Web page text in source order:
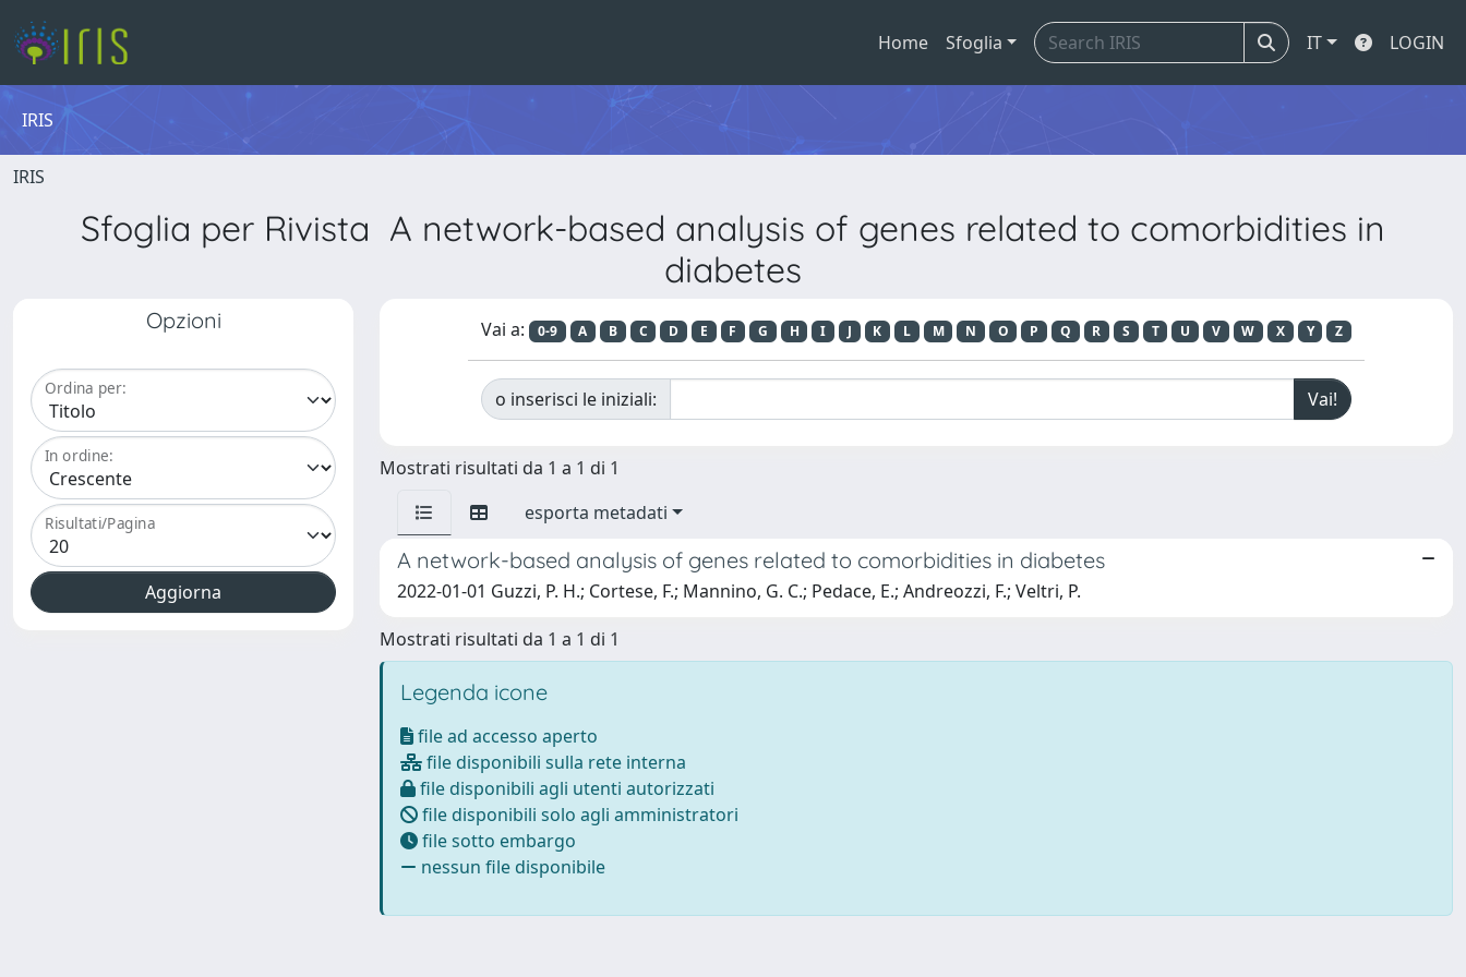
Home Sfoglia IT LOGIN
IRIS
IRIS
Sfoglia per Rivista A network-based analysis of genes related to comorbidities in
diabetes
Opzioni
Ordina per:
In ordine:
Risultati/Pagina
Vai a: 0-9 A B C D E F G H I J K L M N O P Q R S T U V W X Y Z
o inserisci le iniziali:
Mostrati risultati da 1 a 1 di 1
esporta metadati
A network-based analysis of genes related to comorbidities in diabetes
2022-01-01 Guzzi, P. H.; Cortese, F.; Mannino, G. C.; Pedace, E.; Andreozzi, F.; Veltri, P.
Mostrati risultati da 1 a 1 di 1
Legenda icone
file ad accesso aperto
file disponibili sulla rete interna
file disponibili agli utenti autorizzati
file disponibili solo agli amministratori
file sotto embargo
nessun file disponibile